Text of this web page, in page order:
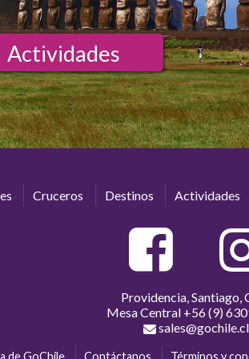
Actividades
Cruceros Destinos Actividades
Providencia, Santiago,
Mesa Central +56 (9)
sales@gochile.cl
de GoChile Contáctanos Términos y